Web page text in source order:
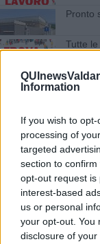
Information
If you wish to
processing of
targeted
section to
opt-out request is
interest-based
us or personal
your opt-out. You
disclosure of
Pronto
​Tutte
Parto
Guida
picco
Si